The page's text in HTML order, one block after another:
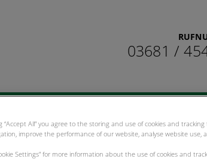
03681 /
“Accept All” you agree to the storing and use of cookies and
improve the performance of our website, analyse website use,
Settings” for more information about the use of cookies and